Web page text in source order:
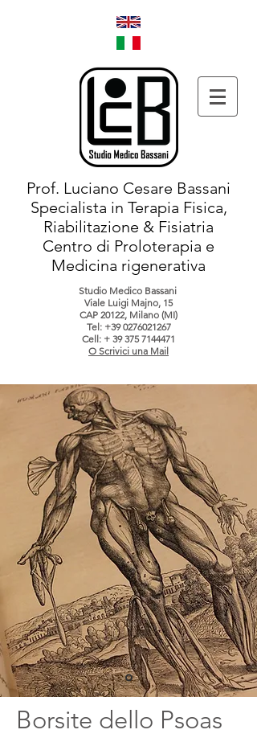
Prof. Luciano Cesare Bassani
Specialista in Terapia Fisica,
Riabilitazione & Fisiatria
Centro di Proloterapia e
Medicina rigenerativa
Studio Medico Bassani
Viale Luigi Majno, 15
CAP 20122, Milano (MI)
Tel: +39 0276021267
Cell: + 39 375 7144471
O Scrivici una Mail
Borsite dello Psoas